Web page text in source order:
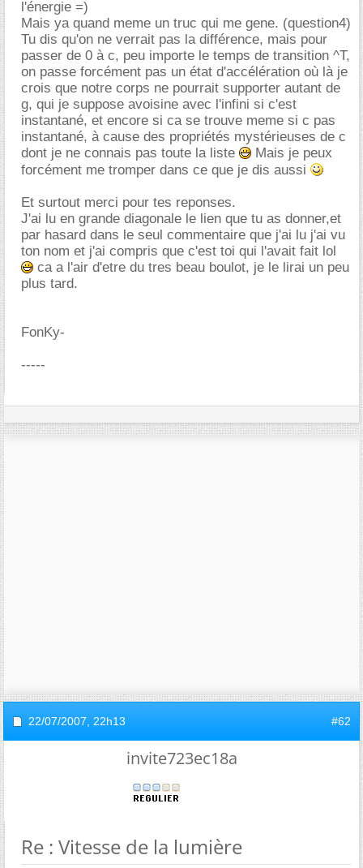
l'énergie =)
Mais ya quand meme un truc qui me gene. (question4)
Tu dis qu'on ne verrait pas la différence, mais pour
passer de 0 à c, peu importe le temps de transition ^T,
on passe forcément pas un état d'accélération où là je
crois que notre corps ne pourrait supporter autant de
g, qui je suppose avoisine avec l'infini si c'est
instantané, et encore si ca se trouve meme si c pas
instantané, à cause des propriétés mystérieuses de c
dont je ne connais pas toute la liste
Mais je peux
forcément me tromper dans ce que je dis aussi
Et surtout merci pour tes reponses.
J'ai lu en grande diagonale le lien que tu as donner,et
par hasard dans le seul commentaire que j'ai lu j'ai vu
ton nom et j'ai compris que c'est toi qui l'avait fait lol
ca a l'air d'etre du tres beau boulot, je le lirai un peu
plus tard.
FonKy-
-----
22/07/2007, 22h13 #62
invite723ec18a
Re : Vitesse de la lumière